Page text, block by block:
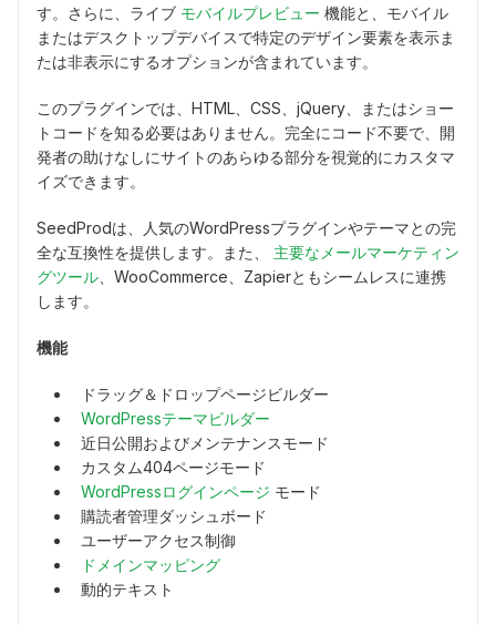
す。さらに、ライブ モバイルプレビュー 機能と、モバイル
またはデスクトップデバイスで特定のデザイン要素を表示ま
たは非表示にするオプションが含まれています。
このプラグインでは、HTML、CSS、jQuery、またはショー
トコードを知る必要はありません。完全にコード不要で、開
発者の助けなしにサイトのあらゆる部分を視覚的にカスタマ
イズできます。
SeedProdは、人気のWordPressプラグインやテーマとの完
全な互換性を提供します。また、 主要なメールマーケティン
グツール、WooCommerce、Zapierともシームレスに連携
します。
機能
ドラッグ＆ドロップページビルダー
WordPressテーマビルダー
近日公開およびメンテナンスモード
カスタム404ページモード
WordPressログインページ モード
購読者管理ダッシュボード
ユーザーアクセス制御
ドメインマッピング
動的テキスト